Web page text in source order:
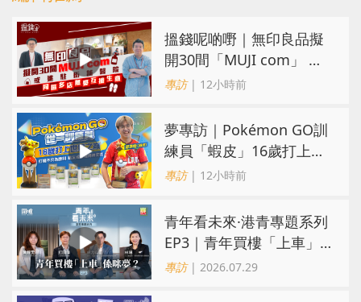
搵錢呢啲嘢｜無印良品擬
開30間「MUJI com」 或
進駐街舖醫院 同區多店無
專訪| 12小時前
夢專訪｜Pokémon GO訓
練員「蝦皮」16歲打上世
界第一！戰友成最強後盾
專訪| 12小時前
青年看未來·港青專題系列
EP3｜青年買樓「上車」
係咪夢？ 觀念改變居住選
專訪| 2026.07.29